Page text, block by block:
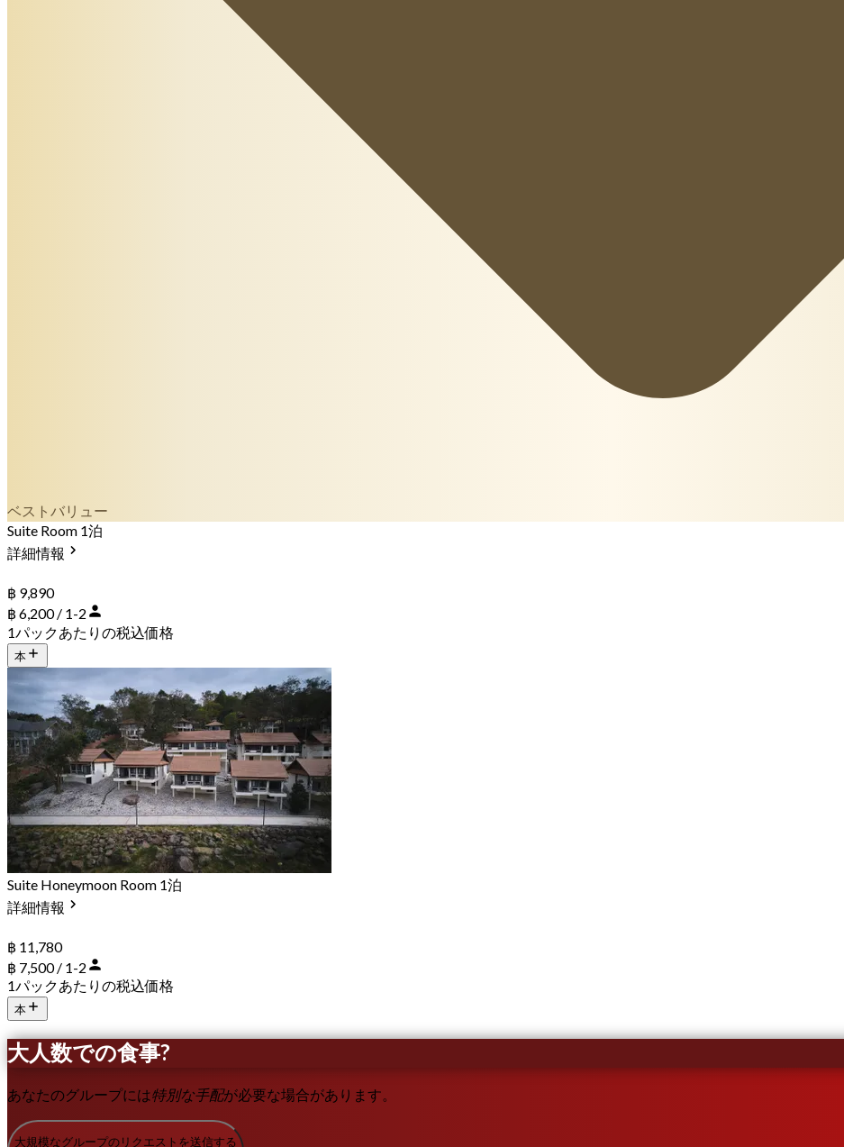
ベストバリュー
Suite Room 1泊
詳細情報
฿ 9,890
฿ 6,200 / 1-2
1パックあたりの税込価格
本
Suite Honeymoon Room 1泊
詳細情報
฿ 11,780
฿ 7,500 / 1-2
1パックあたりの税込価格
本
大人数での食事?
あなたのグループには特別な手配が必要な場合があります。
大規模なグループのリクエストを送信する